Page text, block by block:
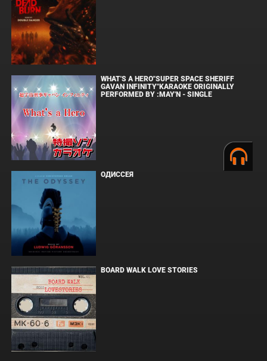
WHAT'S A HERO"SUPER SPACE SHERIFF
GAVAN INFINITY"KARAOKE ORIGINALLY
PERFORMED BY :MAY'N - SINGLE
ОДИССЕЯ
BOARD WALK LOVE STORIES